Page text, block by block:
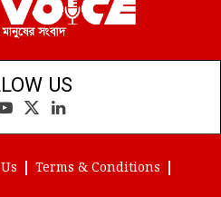
US
YouTube
X
(Twitter)
LinkedIn
Terms & Conditions